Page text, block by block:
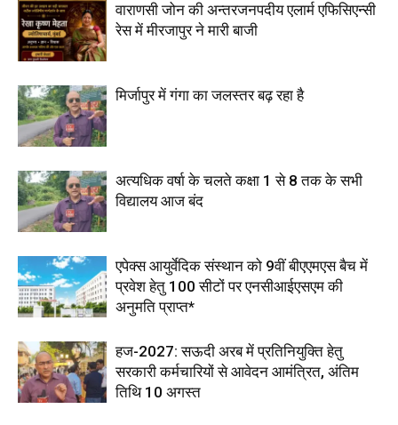
वाराणसी जोन की अन्तरजनपदीय एलार्म एफिसिएन्सी
रेस में मीरजापुर ने मारी बाजी
मिर्जापुर में गंगा का जलस्तर बढ़ रहा है
अत्यधिक वर्षा के चलते कक्षा 1 से 8 तक के सभी
विद्यालय आज बंद
एपेक्स आयुर्वेदिक संस्थान को 9वीं बीएएमएस बैच में
प्रवेश हेतु 100 सीटों पर एनसीआईएसएम की
अनुमति प्राप्त*
हज-2027: सऊदी अरब में प्रतिनियुक्ति हेतु
सरकारी कर्मचारियों से आवेदन आमंत्रित, अंतिम
तिथि 10 अगस्त